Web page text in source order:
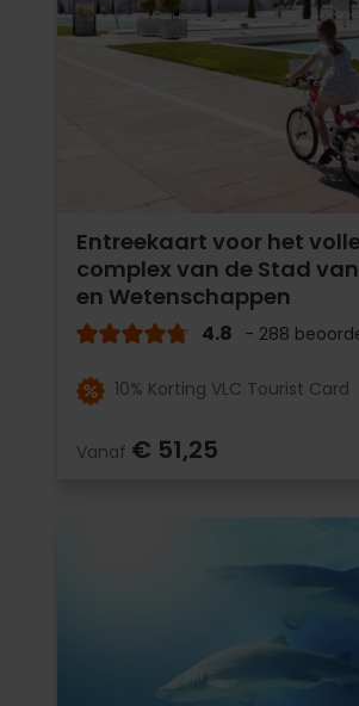
Entreekaart voor het
complex van de Stad
en Wetenschappen
4.8 - 288
10% Korting VLC Tourist Card
Vanaf € 51,25